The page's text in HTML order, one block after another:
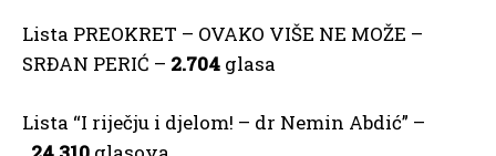
Lista PREOKRET – OVAKO VIŠE NE MOŽE –
SRĐAN PERIĆ – 2.704 glasa
Lista “I riječju i djelom! – dr Nemin Abdić” –